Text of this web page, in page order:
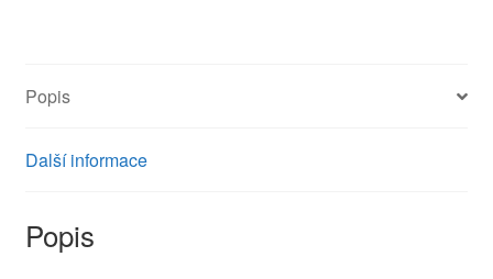
Popis
Další informace
Popis